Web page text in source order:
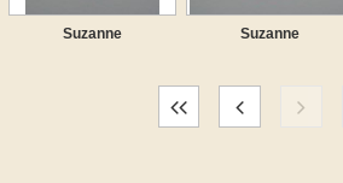
Suzanne Suzanne